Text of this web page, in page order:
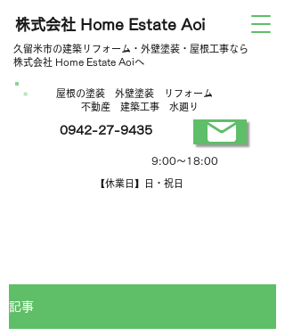
株式会社 Home Estate Aoi
久留米市の建築リフォーム・外壁塗装・屋根工事なら
株式会社 Home Estate Aoiへ
屋根の塗装 外壁塗装 リフォーム
不動産 建築工事 水廻り
0942-27-9435
9:00～18:00
【休業日】日・祝日
記事